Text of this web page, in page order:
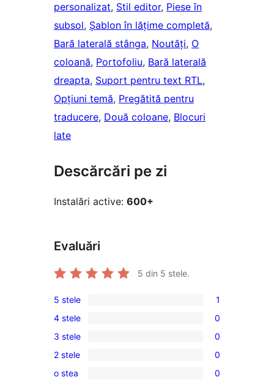
personalizat, Stil editor, Piese în
subsol, Șablon în lățime completă
Bară laterală stânga, Noutăți, O
coloană, Portofoliu, Bară laterală
dreapta, Suport pentru text RTL
Opțiuni temă, Pregătită pentru
traducere, Două coloane, Blocuri
late
Descărcări pe zi
Instalări active: 600+
Evaluări
5 din 5 stele.
1
5
–
recenzie
(stele)
5 stele 1
0
4
–
recenzii
4 stele 0
0
3
–
3 stele 0
0
2
2 stele 0
0
o stea 0